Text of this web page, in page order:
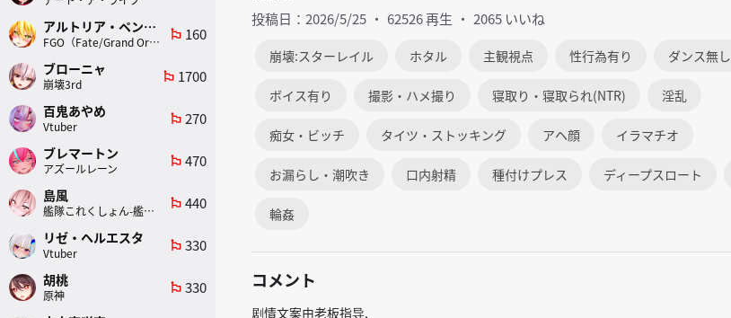
投稿日：2026/5/25 62526 再生 2065 いいね
崩壊:スターレイル ホタル 主観視点 性行為有り ダンス無し
ボイス有り 撮影・ハメ撮り 寝取り・寝取られ(NTR) 淫乱
痴女・ビッチ タイツ・ストッキング アヘ顔 イラマチオ
お漏らし・潮吹き 口内射精 種付けプレス ディープスロート
輪姦
コメント
剧情文案由老板指导,
アルトリア・ペンドラゴン(ランサー)
FGO（Fate/Grand Order）
emoji_flags 160
ブローニャ
崩壊3rd
emoji_flags 1700
百鬼あやめ
Vtuber
emoji_flags 270
ブレマートン
アズールレーン
emoji_flags 470
島風
艦隊これくしょん-艦これ-
emoji_flags 440
リゼ・ヘルエスタ
Vtuber
emoji_flags 330
胡桃
原神
emoji_flags 330